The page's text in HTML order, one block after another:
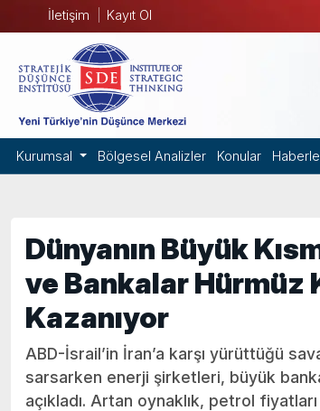
İletişim Kayıt Ol
Kurumsal Bölgesel Analizler Konular
Dünyanın Büyük
ve Bankalar Hürmüz
Kazanıyor
ABD-İsrail’in İran’a karşı yürüttüğü
sarsarken enerji şirketleri, büyük
açıkladı. Artan oynaklık, petrol